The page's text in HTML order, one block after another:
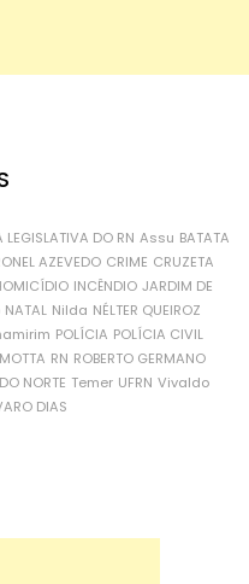
LEGISLATIVA DO RN Assu BATATA
AZEVEDO CRIME CRUZETA
INCÊNDIO JARDIM DE
NATAL Nilda NÉLTER QUEIROZ
POLÍCIA POLÍCIA CIVIL
RN ROBERTO GERMANO
NORTE Temer UFRN Vivaldo
DIAS